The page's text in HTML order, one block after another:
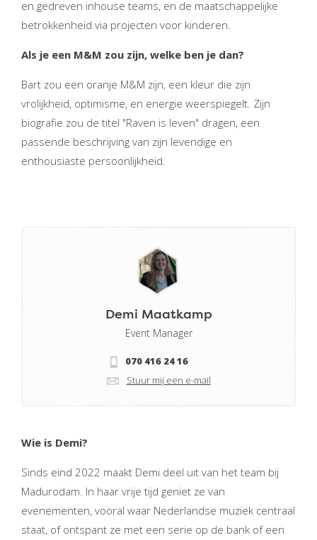
en gedreven inhouse teams, en de maatschappelijke
betrokkenheid via projecten voor kinderen.
Als je een M&M zou zijn, welke ben je dan?
Bart zou een oranje M&M zijn, een kleur die zijn
vrolijkheid, optimisme, en energie weerspiegelt. Zijn
biografie zou de titel "Raven is leven" dragen, een
passende beschrijving van zijn levendige en
enthousiaste persoonlijkheid.
Demi Maatkamp
Event Manager
070 416 24 16
Stuur mij een e-mail
Wie is Demi?
Sinds eind 2022 maakt Demi deel uit van het team bij
Madurodam. In haar vrije tijd geniet ze van
evenementen, vooral waar Nederlandse muziek centraal
staat, of ontspant ze met een serie op de bank of een